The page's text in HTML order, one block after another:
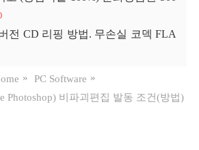
전 CD 리핑 방법. 무손실 코덱 FLA
PC Software
Photoshop) 비파괴편집 발동 조건(방법)